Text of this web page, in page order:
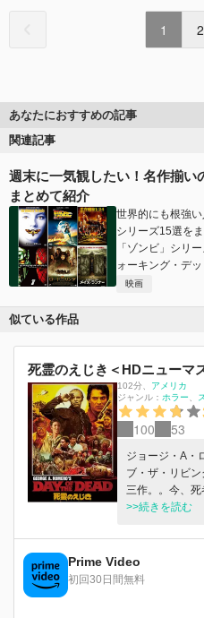
1 2
あなたにおすすめの記事
関連記事
週末に一気観したい！名作揃い
まとめて紹介
世界的にも根強
シリーズ15選を
「ゾンビ」シリ
ォーキング・デ
映画
似ている作品
死霊のえじき＜HDニューマ
102分
アメリカ
ジャンル： ホラー
100 53
ジョージ・A・
ブ・ザ・リビ
三作。。今、
餌となる。死者
ダ州郊外の地
ゾンビを研究
数の人間たち
1という圧倒的
>>続きを読む
Prime Video
初回30日間無料